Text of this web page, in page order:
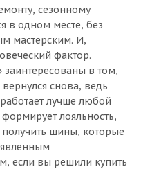
сезонному
в одном месте, без
мастерским. И,
фактор.
в том,
снова, ведь
лучше любой
лояльность,
получить шины, которые
если вы решили купить